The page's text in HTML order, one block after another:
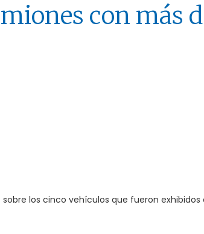
con más
los cinco vehículos que fueron exhibidos